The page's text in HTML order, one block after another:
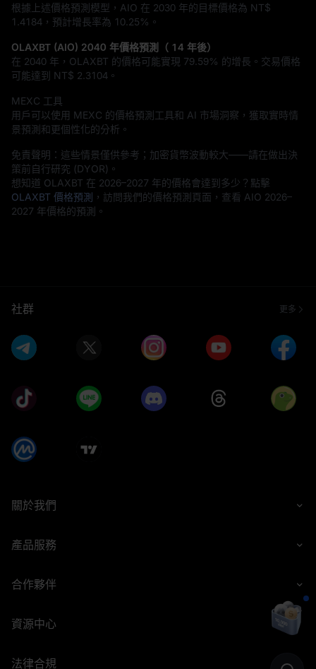
根據上述價格預測模型，AIO 在 2030 年的目標價格為 NT$
1.4184 ，預計增長率為 10.25% 。
OLAXBT (AIO) 2040 年價格預測（ 14 年後）
在 2040 年，OLAXBT 的價格可能實現 79.59% 的增長。交易價格
可能達到 NT$ 2.3104 。
MEXC 工具
用戶可以使用 MEXC 的價格預測工具和 AI 市場洞察，獲取實時情
景預測和更個性化的分析。
免責聲明：這些情景僅供參考；加密貨幣波動較大——請在做出決
策前自行研究 (DYOR)。
想知道 OLAXBT 在 2026–2027 年的價格會達到多少？點擊
OLAXBT 價格預測 ，訪問我們的價格預測頁面，查看 AIO 2026–
2027 年價格的預測。
社群 更多
關於我們
產品服務
合作夥伴
資源中心
法律合規